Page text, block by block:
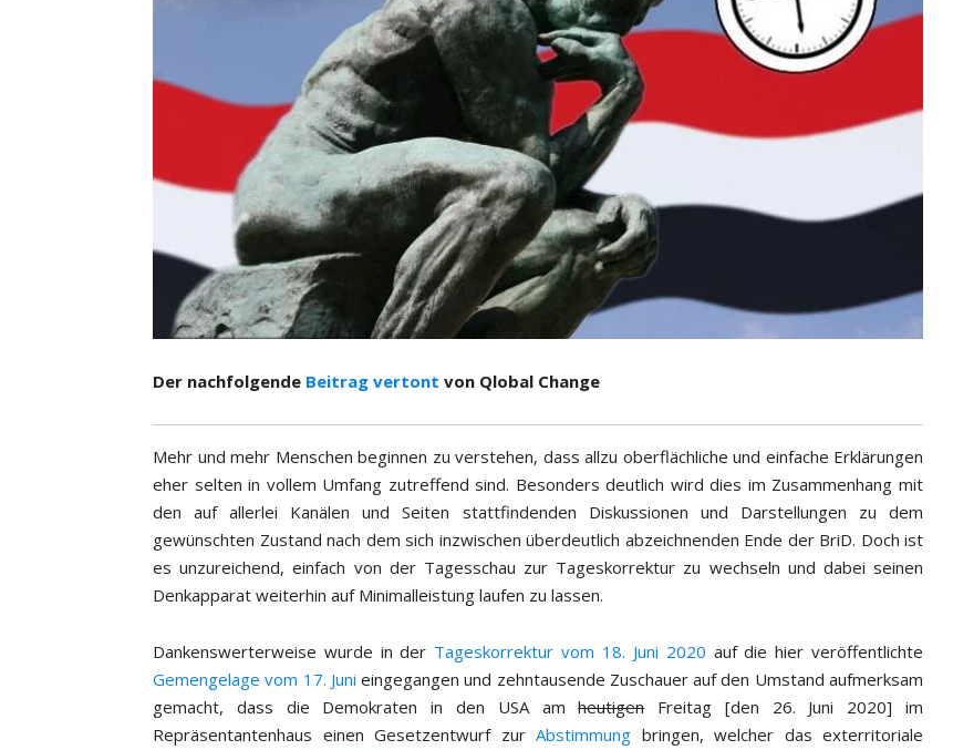
Der nachfolgende Beitrag vertont von Qlobal Change
Mehr und mehr Menschen beginnen zu verstehen, dass allzu oberflächliche und einfache Erklärungen
eher selten in vollem Umfang zutreffend sind. Besonders deutlich wird dies im Zusammenhang mit
den auf allerlei Kanälen und Seiten stattfindenden Diskussionen und Darstellungen zu dem
gewünschten Zustand nach dem sich inzwischen überdeutlich abzeichnenden Ende der BriD. Doch ist
es unzureichend, einfach von der Tagesschau zur Tageskorrektur zu wechseln und dabei seinen
Denkapparat weiterhin auf Minimalleistung laufen zu lassen.
Dankenswerterweise wurde in der Tageskorrektur vom 18. Juni 2020 auf die hier veröffentlichte
Gemengelage vom 17. Juni eingegangen und zehntausende Zuschauer auf den Umstand aufmerksam
gemacht, dass die Demokraten in den USA amheutigenFreitag [den 26. Juni 2020] im
Repräsentantenhaus einen Gesetzentwurf zur Abstimmung bringen, welcher das exterritoriale